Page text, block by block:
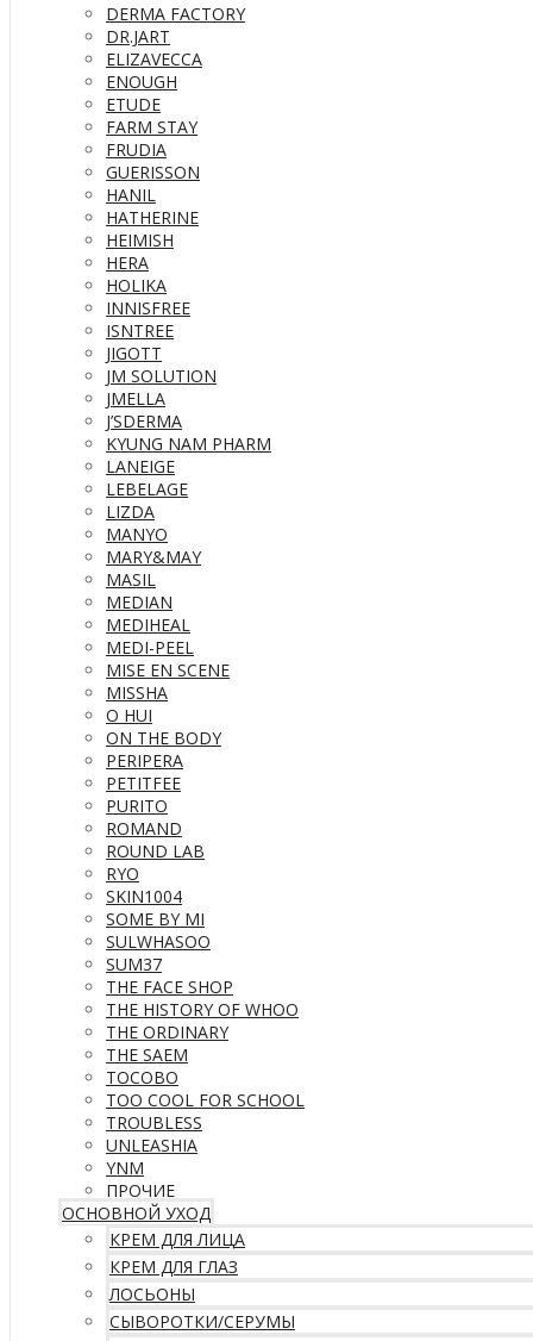
DERMA FACTORY
DR.JART
ELIZAVECCA
ENOUGH
ETUDE
FARM STAY
FRUDIA
GUERISSON
HANIL
HATHERINE
HEIMISH
HERA
HOLIKA
INNISFREE
ISNTREE
JIGOTT
JM SOLUTION
JMELLA
J’SDERMA
KYUNG NAM PHARM
LANEIGE
LEBELAGE
LIZDA
MANYO
MARY&MAY
MASIL
MEDIAN
MEDIHEAL
MEDI-PEEL
MISE EN SCENE
MISSHA
O HUI
ON THE BODY
PERIPERA
PETITFEE
PURITO
ROMAND
ROUND LAB
RYO
SKIN1004
SOME BY MI
SULWHASOO
SUM37
THE FACE SHOP
THE HISTORY OF WHOO
THE ORDINARY
THE SAEM
TOCOBO
TOO COOL FOR SCHOOL
TROUBLESS
UNLEASHIA
YNM
ПРОЧИЕ
ОСНОВНОЙ УХОД
КРЕМ ДЛЯ ЛИЦА
КРЕМ ДЛЯ ГЛАЗ
ЛОСЬОНЫ
СЫВОРОТКИ/СЕРУМЫ